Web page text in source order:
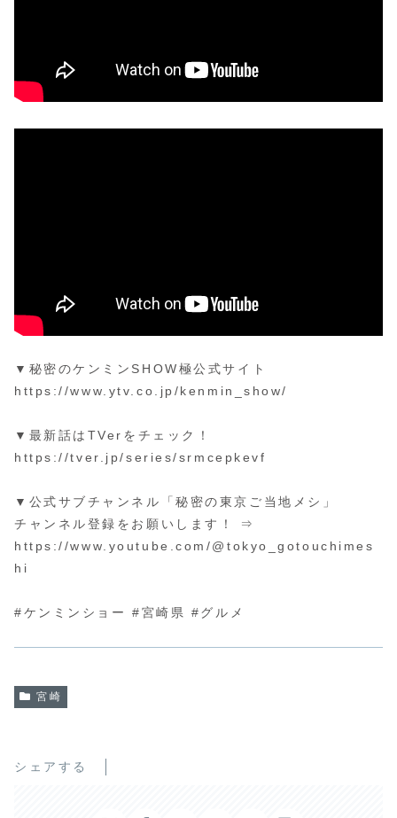
▼秘密のケンミンSHOW極公式サイト
https://www.ytv.co.jp/kenmin_show/
▼最新話はTVerをチェック！
https://tver.jp/series/srmcepkevf
▼公式サブチャンネル「秘密の東京ご当地メシ」
チャンネル登録をお願いします！ ⇒
https://www.youtube.com/@tokyo_gotouchimes
hi
#ケンミンショー #宮崎県 #グルメ
宮崎
シェアする